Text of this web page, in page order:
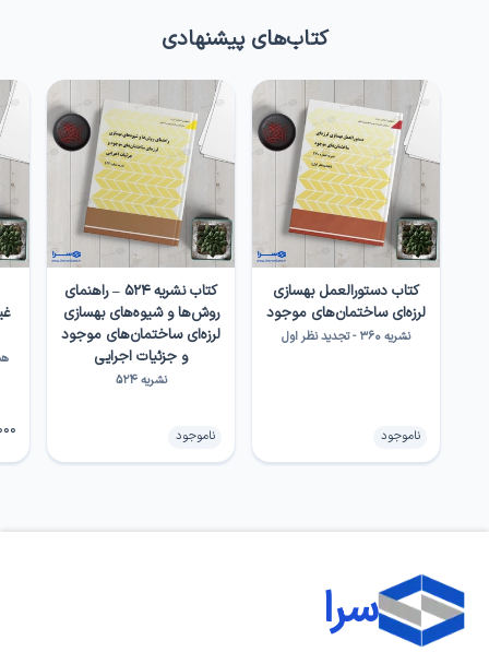
کتاب‌های پیشنهادی
کتاب دستورالعمل بهسازی
لرزه‌ای ساختمان‌های موجود
نشریه ۳۶۰ - تجدید نظر اول
ناموجود
کتاب نشریه ۵۲۴ – راهنمای
روش‌ها و شیوه‌های بهسازی
لرزه‌ای ساختمان‌های موجود
و جزئیات اجرایی
نشریه ۵۲۴
ناموجود
سرا